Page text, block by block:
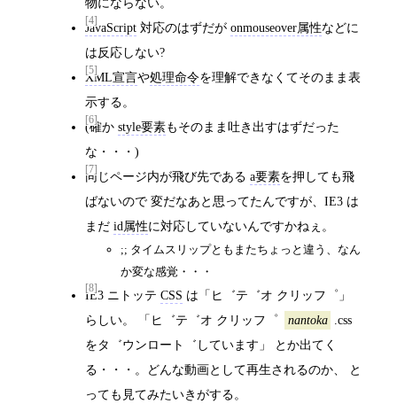
[4]
JavaScript 対応のはずだが onmouseover属性などに
は反応しない?
[5]
XML宣言や処理命令を理解できなくてそのまま表
示する。
[6]
(確か style要素もそのまま吐き出すはずだった
な・・・)
[7]
同じページ内が飛び先である a要素を押しても飛
ばないので 変だなあと思ってたんですが、IE3 は
まだ id属性に対応していないんですかねぇ。
;; タイムスリップともまたちょっと違う、なん
か変な感覚・・・
[8]
IE3 ニトッテ CSS は「ヒ゛テ゛オ クリッフ゜」
らしい。 「ヒ゛テ゛オ クリッフ゜
nantoka
.css
をタ゛ウンロート゛しています」 とか出てく
る・・・。どんな動画として再生されるのか、 と
っても見てみたいきがする。